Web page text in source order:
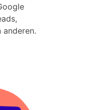
anderen.